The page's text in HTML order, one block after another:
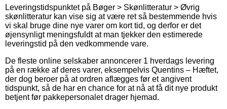
Leveringstidspunktet på Bøger > Skønlitteratur > Øvrig
skønlitteratur kan vise sig at være ret så bestemmende hvis
vi skal bruge dine nye varer om kort tid, og derfor er det
øjensynligt meningsfuldt at man tjekker den estimerede
leveringstid på den vedkommende vare.
De fleste online selskaber annoncerer 1 hverdags levering
på en række af deres varer, eksempelvis Quentins – Hæftet,
der dog beroer på at ordren aflægges før et angivent
tidspunkt, så de har en chance for at nå at få dit nye produkt
betjent før pakkepersonalet drager hjemad.